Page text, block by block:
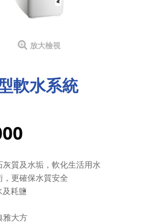
放大檢視
軟水系統
灰質及水垢，軟化生活用水
，更確保水質安全
及耗鹽
雅大方